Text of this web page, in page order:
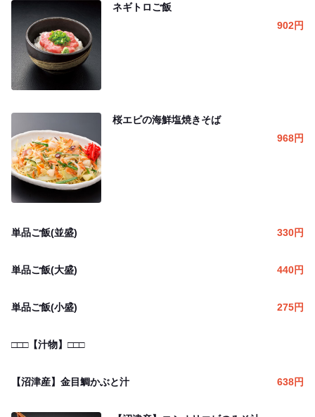
ネギトロご飯
902円
桜エビの海鮮塩焼きそば
968円
単品ご飯(並盛) 330円
単品ご飯(大盛) 440円
単品ご飯(小盛) 275円
□□□【汁物】□□□
【沼津産】金目鯛かぶと汁 638円